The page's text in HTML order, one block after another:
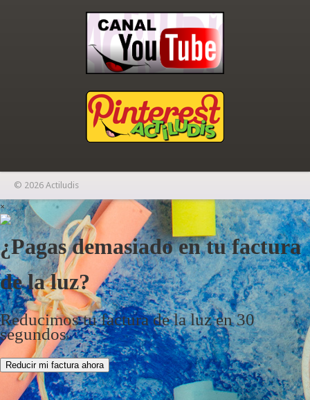
© 2026 Actiludis
×
¿Pagas demasiado en tu factura
de la luz?
Reducimos tu factura de la luz en 30
segundos
Reducir mi factura ahora